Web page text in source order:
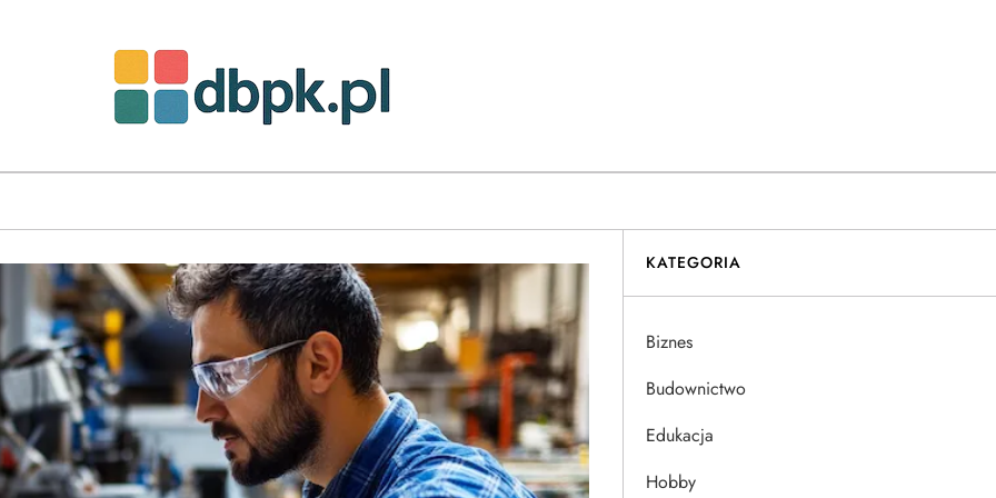
KATEGORIA
Biznes
Budownictwo
Edukacja
Hobby